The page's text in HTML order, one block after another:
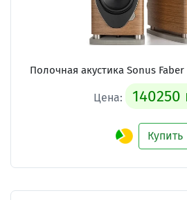
Полочная акустика Sonus
Цена: 140250
Купить